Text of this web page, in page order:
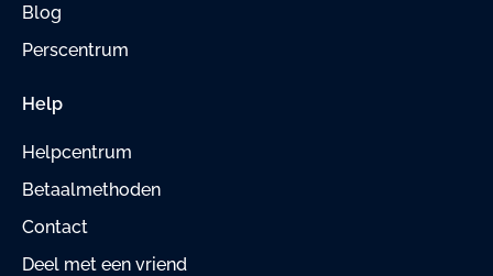
Blog
Perscentrum
Help
Helpcentrum
Betaalmethoden
Contact
Deel met een vriend